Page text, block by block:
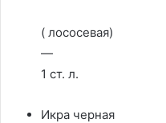
( лососевая)
—
1 ст. л.
Икра черная